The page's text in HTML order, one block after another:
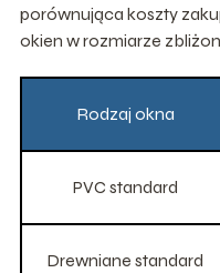
porównująca koszty
okien w rozmiarze
Rodzaj okna
PVC standard
Drewniane standard